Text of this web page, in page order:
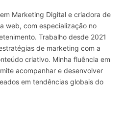
Marketing Digital e criadora de
web, com especialização no
Trabalho desde 2021
de marketing com a
criativo. Minha fluência em
acompanhar e desenvolver
em tendências globais do